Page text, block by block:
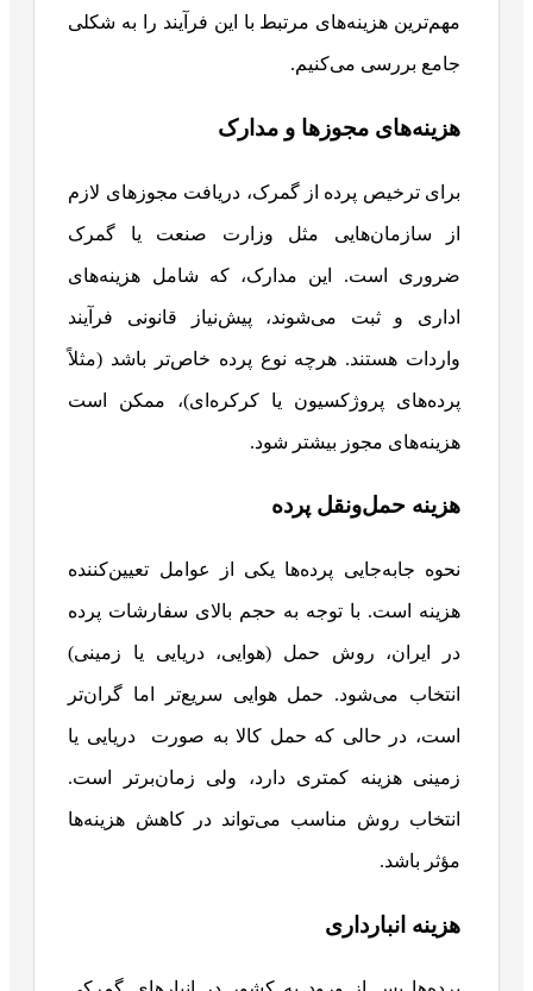
مهم‌ترین هزینه‌های مرتبط با این فرآیند را به شکلی
جامع بررسی می‌کنیم.
هزینه‌های مجوزها و مدارک
برای ترخیص پرده از گمرک، دریافت مجوزهای لازم
از سازمان‌هایی مثل وزارت صنعت یا گمرک
ضروری است. این مدارک، که شامل هزینه‌های
اداری و ثبت می‌شوند، پیش‌نیاز قانونی فرآیند
واردات هستند. هرچه نوع پرده خاص‌تر باشد (مثلاً
پرده‌های پروژکسیون یا کرکره‌ای)، ممکن است
هزینه‌های مجوز بیشتر شود.
هزینه حمل‌ونقل پرده
نحوه جابه‌جایی پرده‌ها یکی از عوامل تعیین‌کننده
هزینه است. با توجه به حجم بالای سفارشات پرده
در ایران، روش حمل (هوایی، دریایی یا زمینی)
انتخاب می‌شود. حمل هوایی سریع‌تر اما گران‌تر
است، در حالی که حمل کالا به صورت دریایی یا
زمینی هزینه کمتری دارد، ولی زمان‌برتر است.
انتخاب روش مناسب می‌تواند در کاهش هزینه‌ها
مؤثر باشد.
هزینه انبارداری